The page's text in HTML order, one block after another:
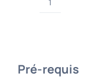
Continue
Pré-requis